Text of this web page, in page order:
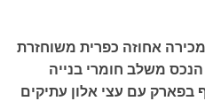
אחוזה כפרית משוחזרת
משלב חומרי בנייה
בפארק עם עצי אלון עתיקים